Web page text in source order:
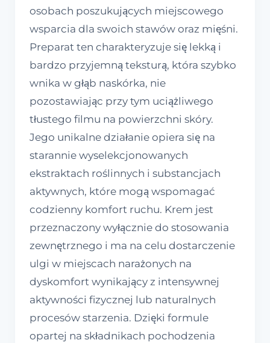
osobach poszukujących miejscowego
wsparcia dla swoich stawów oraz mięśni.
Preparat ten charakteryzuje się lekką i
bardzo przyjemną teksturą, która szybko
wnika w głąb naskórka, nie
pozostawiając przy tym uciążliwego
tłustego filmu na powierzchni skóry.
Jego unikalne działanie opiera się na
starannie wyselekcjonowanych
ekstraktach roślinnych i substancjach
aktywnych, które mogą wspomagać
codzienny komfort ruchu. Krem jest
przeznaczony wyłącznie do stosowania
zewnętrznego i ma na celu dostarczenie
ulgi w miejscach narażonych na
dyskomfort wynikający z intensywnej
aktywności fizycznej lub naturalnych
procesów starzenia. Dzięki formule
opartej na składnikach pochodzenia